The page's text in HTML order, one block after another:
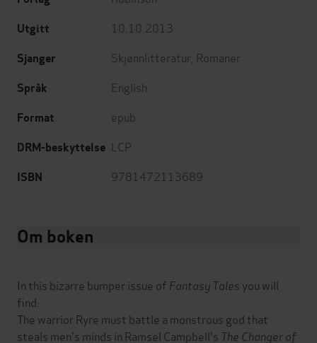
Utgitt 10.10.2013
Sjanger Skjønnlitteratur Romaner
Språk English
Format epub
DRM-beskyttelse LCP
ISBN 9781472113689
Om boken
In this bizarre bumper issue of Fantasy Tales you will
find:
The warrior Ryre must battle a monstrous god that
steals men's minds in Ramsel Campbell's The Changer of